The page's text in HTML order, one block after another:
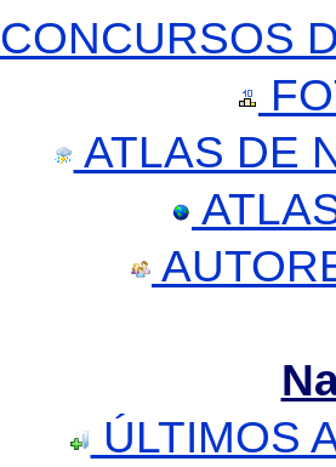
CONCURSOS
ATLAS DE
ÚLTIMOS